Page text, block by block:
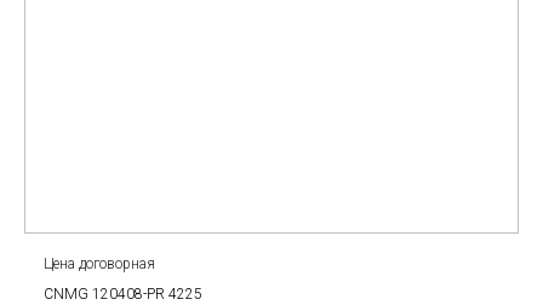
Цена договорная
CNMG 120408-PR 4225